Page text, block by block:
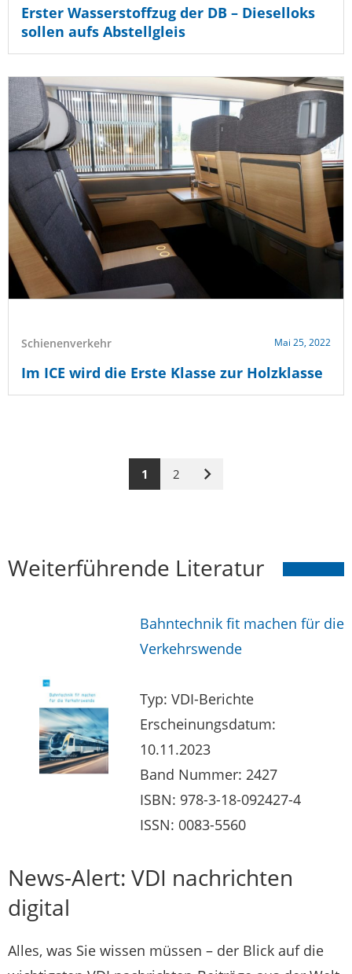
Erster Wasserstoffzug der DB – Dieselloks
sollen aufs Abstellgleis
Schienenverkehr Mai 25, 2022
Im ICE wird die Erste Klasse zur Holzklasse
1 2
Nächste
Weiterführende Literatur
Bahntechnik fit machen für die
Verkehrswende
Typ: VDI-Berichte
Erscheinungsdatum:
10.11.2023
Band Nummer: 2427
ISBN: 978-3-18-092427-4
ISSN: 0083-5560
News-Alert: VDI nachrichten
digital
Alles, was Sie wissen müssen – der Blick auf die